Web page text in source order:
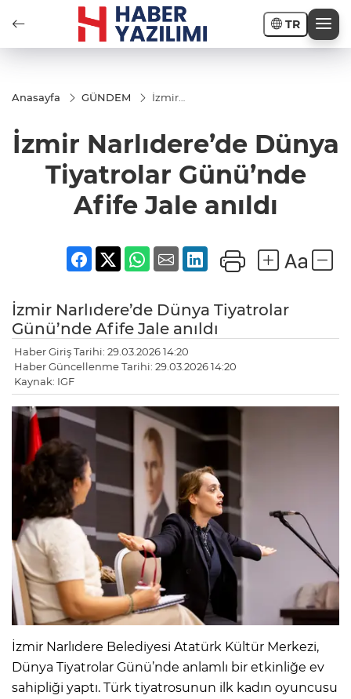
TR
Anasayfa GÜNDEM
İzmir
Tiyatrolar
Günü’nde
anıldı
İzmir Narlıdere’de Dünya
Tiyatrolar Günü’nde
Afife Jale anıldı
İzmir Narlıdere’de Dünya Tiyatrolar
Günü’nde Afife Jale anıldı
Haber Giriş Tarihi: 29.03.2026 14:20
Haber Güncellenme Tarihi: 29.03.2026 14:20
Kaynak: IGF
İzmir Narlıdere Belediyesi Atatürk Kültür Merkezi,
Dünya Tiyatrolar Günü’nde anlamlı bir etkinliğe ev
sahipliği yaptı. Türk tiyatrosunun ilk kadın oyuncusu